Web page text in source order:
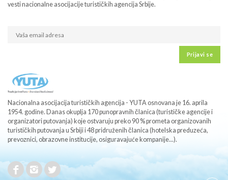
vesti nacionalne asocijacije turističkih agencija Srbije.
Prijavi se
Nacionalna asocijacija turističkih agencija - YUTA osnovana je 16. aprila
1954. godine. Danas okuplja 170 punopravnih članica (turističke agencije i
organizatori putovanja) koje ostvaruju preko 90 % prometa organizovanih
turističkih putovanja u Srbiji i 48 pridruženih članica (hotelska preduzeća,
prevoznici, obrazovne institucije, osiguravajuće kompanije...).